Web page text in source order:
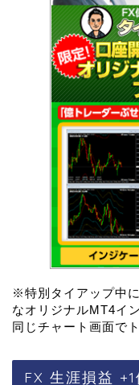
※特別タイアップ中に
なオリジナルMT4イ
同じチャート画面で
FX 生涯損益